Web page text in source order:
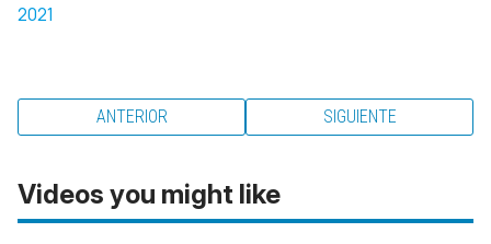
2021
ANTERIOR SIGUIENTE
Videos you might like